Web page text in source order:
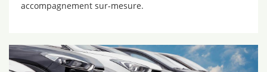
accompagnement sur-mesure.